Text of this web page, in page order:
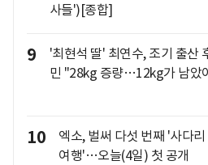
사들')[종합]
9
'최현석 딸' 최연수, 조기 출산
민 "28kg 증량…12kg가 남았
10
엑소, 벌써 다섯 번째 '사다
여행'…오늘(4일) 첫 공개